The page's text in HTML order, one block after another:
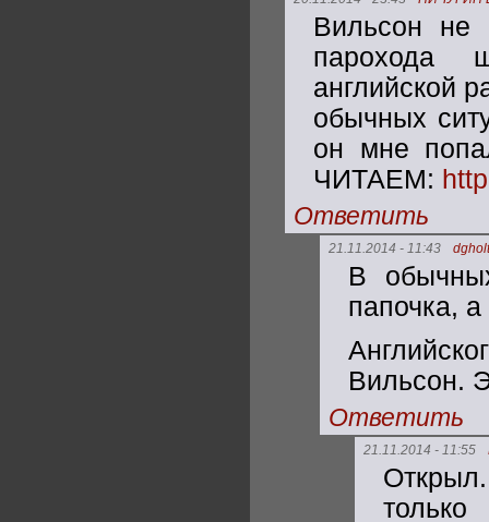
Вильсон не
парохода
английской
обычных
он мне
ЧИТАЕМ:
Ответить
21.11.2014 - 11:43 dgholt
В
папочка,
Вильсон.
Ответить
21.11.2014 - 11:55
Открыл.